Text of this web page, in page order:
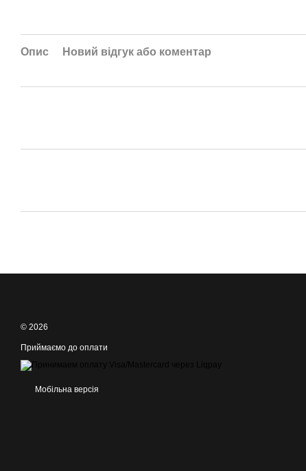
Опис Новий відгук або коментар
© 2026
Приймаємо до оплати
Мобільна версія